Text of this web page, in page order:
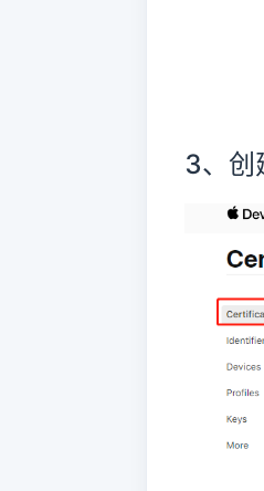
3、创